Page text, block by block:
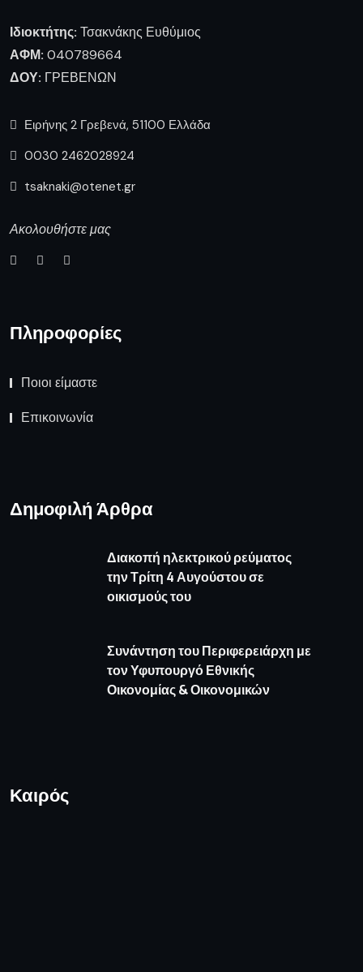
Ιδιοκτήτης: Τσακνάκης Ευθύμιος
ΑΦΜ: 040789664
ΔΟΥ: ΓΡΕΒΕΝΩΝ
Ειρήνης 2 Γρεβενά, 51100 Ελλάδα
0030 2462028924
tsaknaki@otenet.gr
Ακολουθήστε μας
Πληροφορίες
Ποιοι είμαστε
Επικοινωνία
Δημοφιλή Άρθρα
Διακοπή ηλεκτρικού ρεύματος
την Τρίτη 4 Αυγούστου σε
οικισμούς του
Συνάντηση του Περιφερειάρχη με
τον Υφυπουργό Εθνικής
Οικονομίας & Οικονομικών
Καιρός